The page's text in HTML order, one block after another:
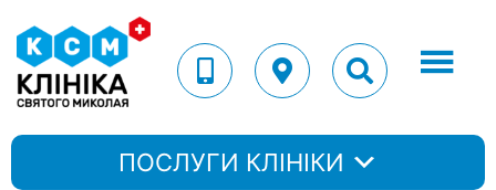
ПОСЛУГИ КЛІНІКИ